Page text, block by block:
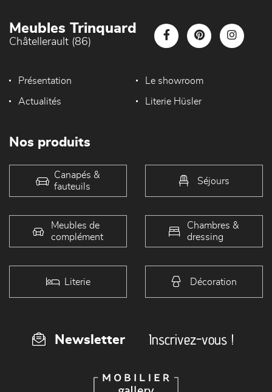
Meubles Trinquard
Châtellerault (86)
Présentation Le showroom
Actualités Literie Hüsler
Nos produits
Canapés &
fauteuils
Séjours
Meubles de
complément
Chambres &
dressing
Literie Décoration
Newsletter Inscrivez-vous !